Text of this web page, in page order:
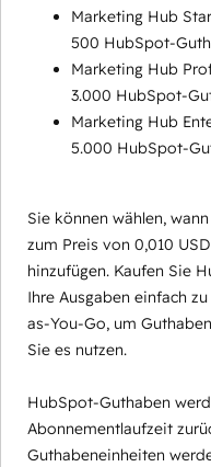
Marketing Hub
500 HubSpot-
Marketing Hub
3.000 HubSpot-
Marketing Hub
5.000 HubSpot-
Sie können wählen,
zum Preis von 0,010
hinzufügen. Kaufen Sie
Ihre Ausgaben einfach
as-You-Go, um
Sie es nutzen.
HubSpot-Guthaben
Abonnementlaufzeit
Guthabeneinheiten